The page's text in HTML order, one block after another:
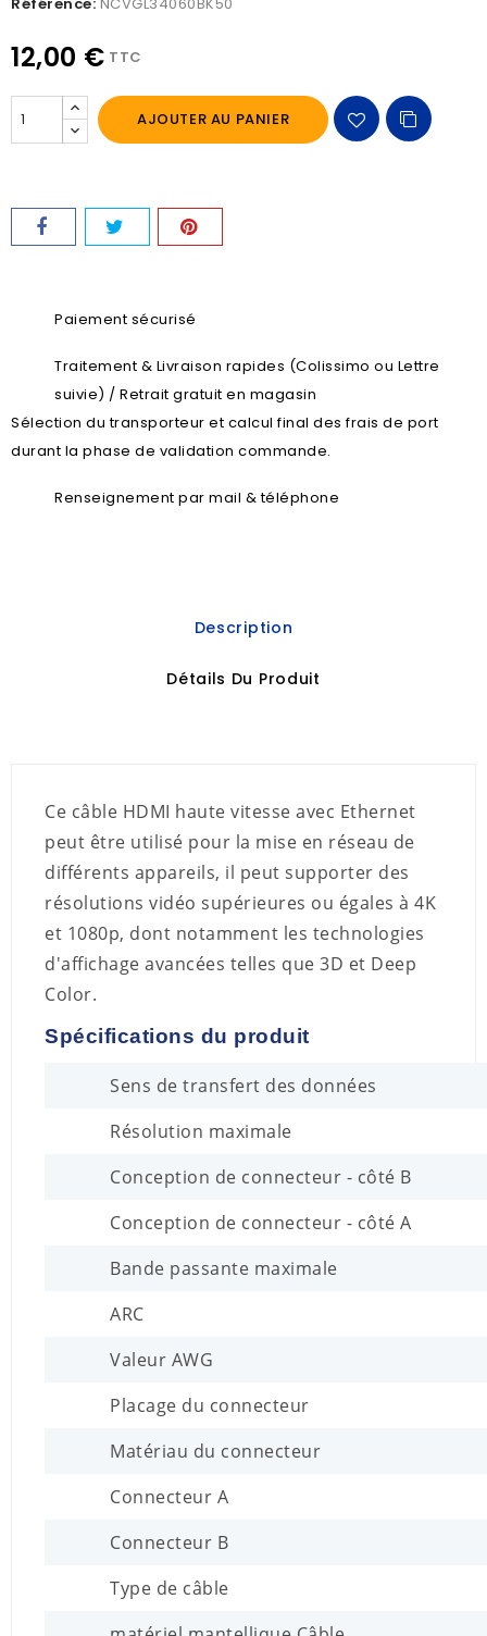
Référence: NCVGL34060BK50
12,00 € TTC
AJOUTER AU PANIER
Paiement sécurisé
Traitement & Livraison rapides (Colissimo ou Lettre
suivie) / Retrait gratuit en magasin
Sélection du transporteur et calcul final des frais de port
durant la phase de validation commande.
Renseignement par mail & téléphone
Description
Détails Du Produit
Ce câble HDMI haute vitesse avec Ethernet
peut être utilisé pour la mise en réseau de
différents appareils, il peut supporter des
résolutions vidéo supérieures ou égales à 4K
et 1080p, dont notamment les technologies
d'affichage avancées telles que 3D et Deep
Color.
Spécifications du produit
Sens de transfert des données
Résolution maximale
Conception de connecteur - côté B
Conception de connecteur - côté A
Bande passante maximale
ARC
Valeur AWG
Placage du connecteur
Matériau du connecteur
Connecteur A
Connecteur B
Type de câble